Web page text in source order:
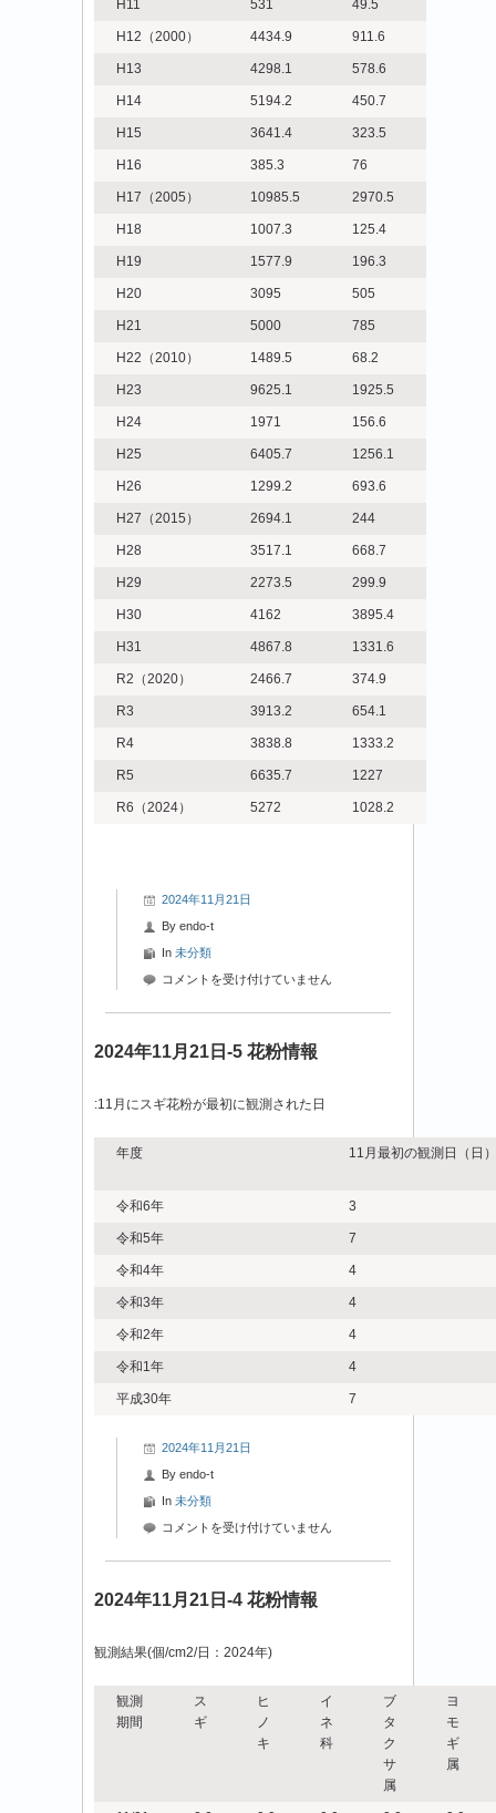
H11 531 49.5
H12（2000） 4434.9 911.6
H13 4298.1 578.6
H14 5194.2 450.7
H15 3641.4 323.5
H16 385.3 76
H17（2005） 10985.5 2970.5
H18 1007.3 125.4
H19 1577.9 196.3
H20 3095 505
H21 5000 785
H22（2010） 1489.5 68.2
H23 9625.1 1925.5
H24 1971 156.6
H25 6405.7 1256.1
H26 1299.2 693.6
H27（2015） 2694.1 244
H28 3517.1 668.7
H29 2273.5 299.9
H30 4162 3895.4
H31 4867.8 1331.6
R2（2020） 2466.7 374.9
R3 3913.2 654.1
R4 3838.8 1333.2
R5 6635.7 1227
R6（2024） 5272 1028.2
2024年11月21日
By endo-t
In 未分類
2024
21
花
コメントを受け付けていません
2024年11月21日-5 花粉情報
:11月にスギ花粉が最初に観測された日
年度 11月最初の観測日（日）
令和6年 3
令和5年 7
令和4年 4
令和3年 4
令和2年 4
令和1年 4
平成30年 7
2024年11月21日
By endo-t
In 未分類
2024
21
花
コメントを受け付けていません
2024年11月21日-4 花粉情報
観測結果(個/cm2/日：2024年)
観測
期間
ス
ギ
ヒ
ノ
キ
イ
ネ
科
ブ
タ
ク
サ
属
ヨ
モ
ギ
属